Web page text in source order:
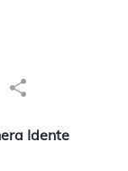
Print
Idente